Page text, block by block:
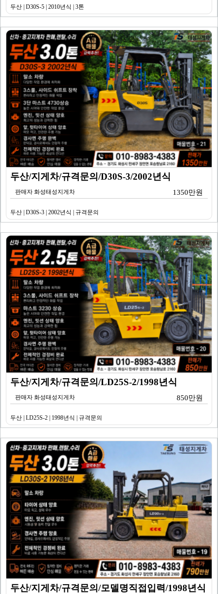
두산 | D30S-5 | 2010년식 | 3톤
두산/지게차/규격문의/D30S-3/2002년식
판매자 화성태성지게차 1350만원
두산 | D30S-3 | 2002년식 | 규격문의
두산/지게차/규격문의/LD25S-2/1998년식
판매자 화성태성지게차 850만원
두산 | LD25S-2 | 1998년식 | 규격문의
두산/지게차/규격문의/모델명직접입력/1998년식